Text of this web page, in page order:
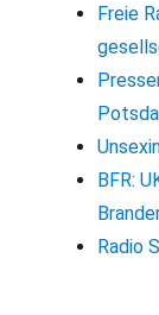
Freie
BFR:
Radio